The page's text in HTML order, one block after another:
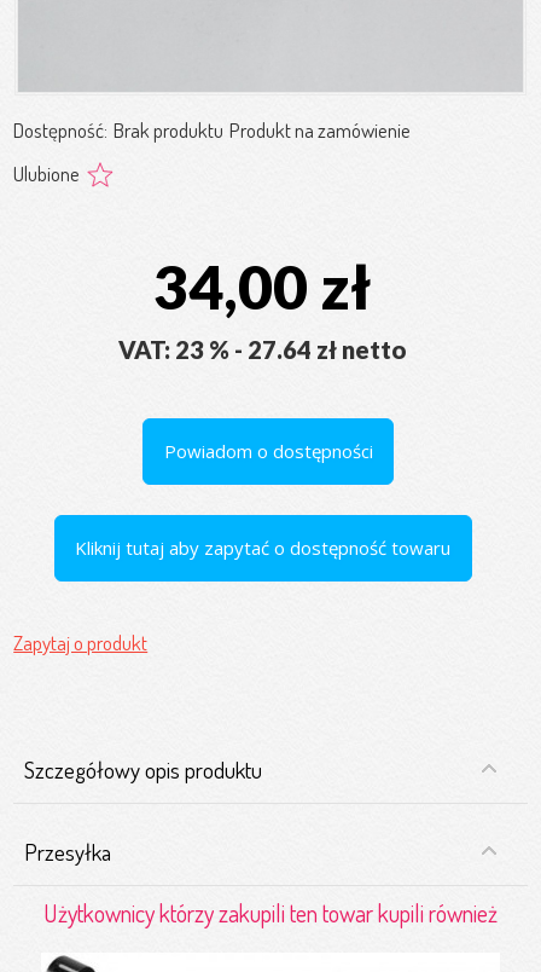
Dostępność: Brak produktu Produkt na zamówienie
Ulubione
34,00 zł
VAT: 23 % - 27.64 zł netto
Powiadom o dostępności
Kliknij tutaj aby zapytać o dostępność towaru
Zapytaj o produkt
Szczegółowy opis produktu
Przesyłka
Użytkownicy którzy zakupili ten towar kupili również